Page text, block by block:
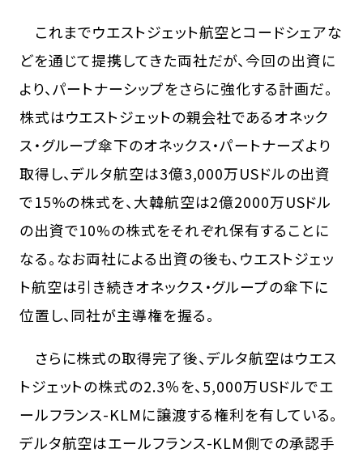
これまでウエストジェット航空とコードシェアな
どを通じて提携してきた両社だが、今回の出資に
より、パートナーシップをさらに強化する計画だ。
株式はウエストジェットの親会社であるオネック
ス・グループ傘下のオネックス・パートナーズより
取得し、デルタ航空は3億3,000万USドルの出資
で15%の株式を、大韓航空は2億2000万USドル
の出資で10%の株式をそれぞれ保有することに
なる。なお両社による出資の後も、ウエストジェッ
ト航空は引き続きオネックス・グループの傘下に
位置し、同社が主導権を握る。
さらに株式の取得完了後、デルタ航空はウエス
トジェットの株式の2.3％を、5,000万USドルでエ
ールフランス-KLMに譲渡する権利を有している。
デルタ航空はエールフランス-KLM側での承認手